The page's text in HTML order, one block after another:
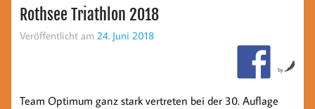
Rothsee Triathlon 2018
Veröffentlicht am 24. Juni 2018
by
Team Optimum ganz stark vertreten bei der 30. Auflage